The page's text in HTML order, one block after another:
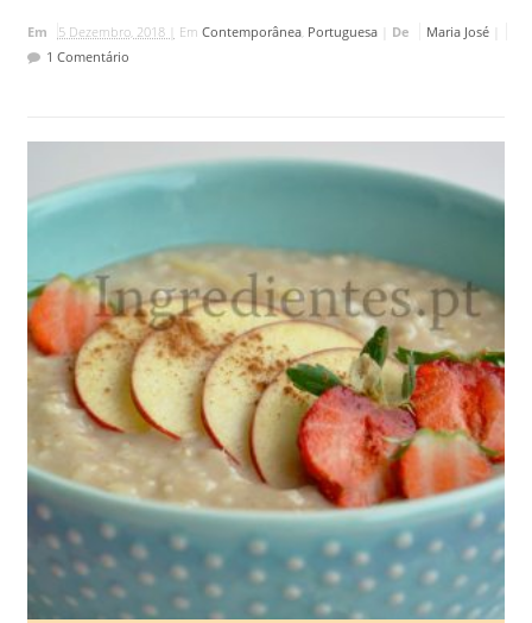
Em 5 Dezembro, 2018 | Em Contemporânea, Portuguesa| De Maria José|
1 Comentário